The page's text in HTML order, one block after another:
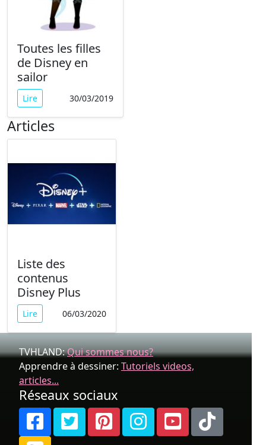
Toutes les filles
de Disney en
sailor
Lire 30/03/2019
Articles
Liste des
contenus
Disney Plus
Lire 06/03/2020
TVHLAND:Qui sommes nous?
Apprendre à dessiner: Tutoriels videos,
articles...
Réseaux sociaux